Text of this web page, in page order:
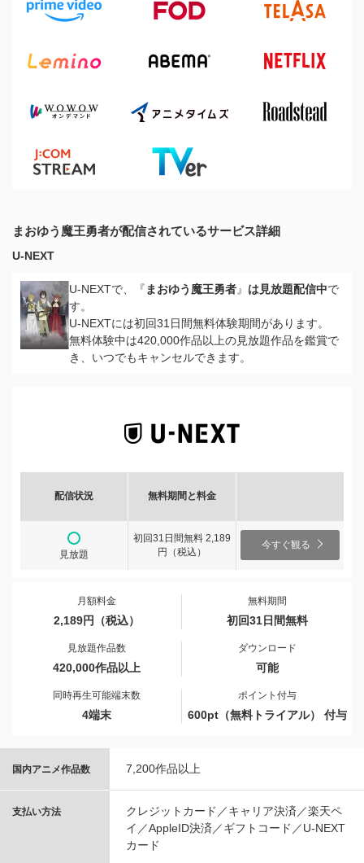
まおゆう魔王勇者が配信されているサービス詳細
U-NEXT
U-NEXTで、『 まおゆう魔王勇者』 は見放題配信中で
す。
U-NEXTには初回31日間無料体験期間があります。
無料体験中は420,000作品以上の見放題作品を鑑賞で
き、いつでもキャンセルできます。
配信状況 無料期間と料金
見放題
初回31日間無料 2,189
円（税込）
今すぐ観る
月額料金
2,189円（税込）
無料期間
初回31日間無料
見放題作品数
420,000作品以上
ダウンロード
可能
同時再生可能端末数
4端末
ポイント付与
600pt（無料トライアル） 付与
国内アニメ作品数 7,200作品以上
支払い方法
クレジットカード／キャリア決済／楽天ペ
イ／AppleID決済／ギフトコード／U-NEXT
カード